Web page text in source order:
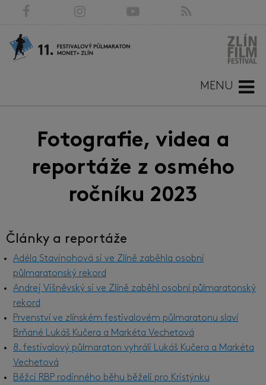
MENU
Fotografie, videa a
reportáže z osmého
ročníku 2023
Články a reportáže
Adéla Stavinohová si ve Zlíně zaběhla osobní
půlmaratonský rekord
Andrej Višněvský si ve Zlíně zaběhl osobní půlmaratonský
rekord
Prvenství ve zlínském festivalovém půlmaratonu slaví
Brňané Lukáš Kučera a Markéta Vechetová
8. festivalový půlmaraton vyhráli Lukáš Kučera a Markéta
Vechetová
Běžci RBP rodinného běhu běželi pro Kristýnku